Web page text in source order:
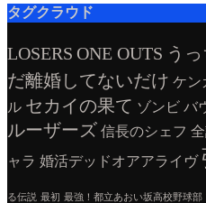
タグクラウド
LOSERS ONE OUTS う
だ離婚してないだけ ケン
ル セカイの果て ゾンビ バ
ルーザーズ 信長のシェフ
ャラ 婚活デッドオアアライヴ
る伝説 最初 最強！都立あおい坂高校野球部